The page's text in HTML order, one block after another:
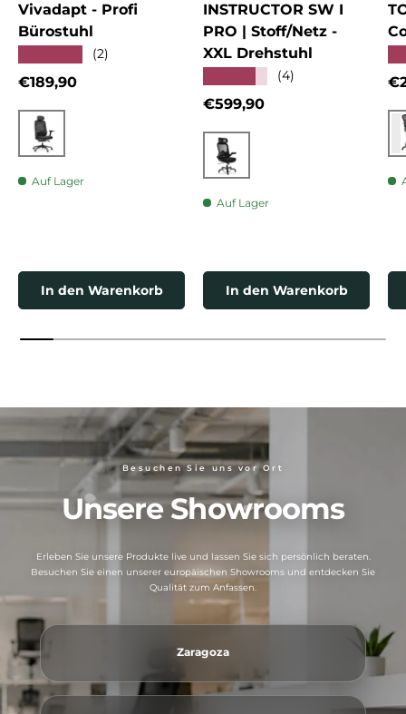
Vivadapt - Profi
Bürostuhl
(2)
Normaler Preis
€189,90
Schwarz
Auf Lager
In den Warenkorb
INSTRUCTOR SW I
PRO | Stoff/Netz -
XXL Drehstuhl
(4)
Normaler Preis
€599,90
Schwarz
Auf Lager
In den Warenkorb
Besuchen Sie uns vor Ort
Unsere Showrooms
Erleben Sie unsere Produkte live und lassen Sie sich persönlich beraten.
Besuchen Sie einen unserer europäischen Showrooms und entdecken Sie
Qualität zum Anfassen.
Zaragoza